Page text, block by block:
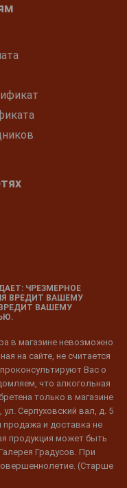
ЧРЕЗМЕРНОЕ
ВРЕДИТ ВАШЕМУ
ВАШЕМУ
в магазине невозможно
на сайте, не считается
Вас о
что алкогольная
только в магазине
Серпуховский вал, д. 5
продажа и доставка не
продукция может быть
Градусов. При
(Старше